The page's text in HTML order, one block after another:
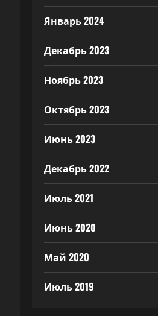
Январь 2024
Декабрь 2023
Ноябрь 2023
Октябрь 2023
Июнь 2023
Декабрь 2022
Июль 2021
Июнь 2020
Май 2020
Июль 2019